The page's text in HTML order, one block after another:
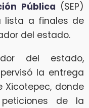
Pública (SEP)
lista a finales de
del estado.
del estado,
la entrega
Xicotepec, donde
de la